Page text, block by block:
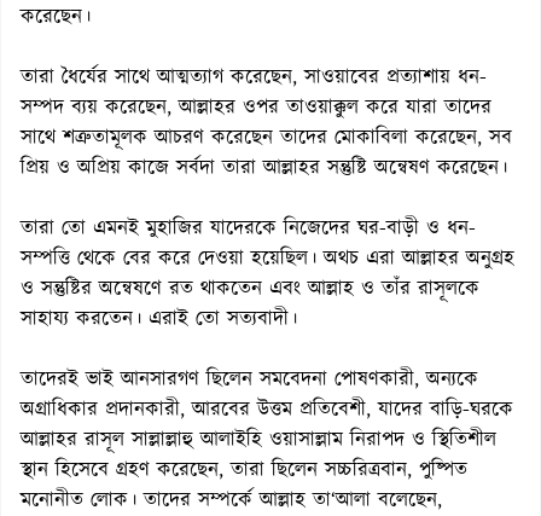
করেছেন।
তারা ধৈর্যের সাথে আত্মত্যাগ করেছেন, সাওয়াবের প্রত্যাশায় ধন-
সম্পদ ব্যয় করেছেন, আল্লাহর ওপর তাওয়াক্কুল করে যারা তাদের
সাথে শত্রুতামূলক আচরণ করেছেন তাদের মোকাবিলা করেছেন, সব
প্রিয় ও অপ্রিয় কাজে সর্বদা তারা আল্লাহর সন্তুষ্টি অন্বেষণ করেছেন।
তারা তো এমনই মুহাজির যাদেরকে নিজেদের ঘর-বাড়ী ও ধন-
সম্পত্তি থেকে বের করে দেওয়া হয়েছিল। অথচ এরা আল্লাহর অনুগ্রহ
ও সন্তুষ্টির অন্বেষণে রত থাকতেন এবং আল্লাহ ও তাঁর রাসূলকে
সাহায্য করতেন। এরাই তো সত্যবাদী।
তাদেরই ভাই আনসারগণ ছিলেন সমবেদনা পোষণকারী, অন্যকে
অগ্রাধিকার প্রদানকারী, আরবের উত্তম প্রতিবেশী, যাদের বাড়ি-ঘরকে
আল্লাহর রাসূল সাল্লাল্লাহু আলাইহি ওয়াসাল্লাম নিরাপদ ও স্থিতিশীল
স্থান হিসেবে গ্রহণ করেছেন, তারা ছিলেন সচ্চরিত্রবান, পুষ্পিত
মনোনীত লোক। তাদের সম্পর্কে আল্লাহ তা‘আলা বলেছেন,